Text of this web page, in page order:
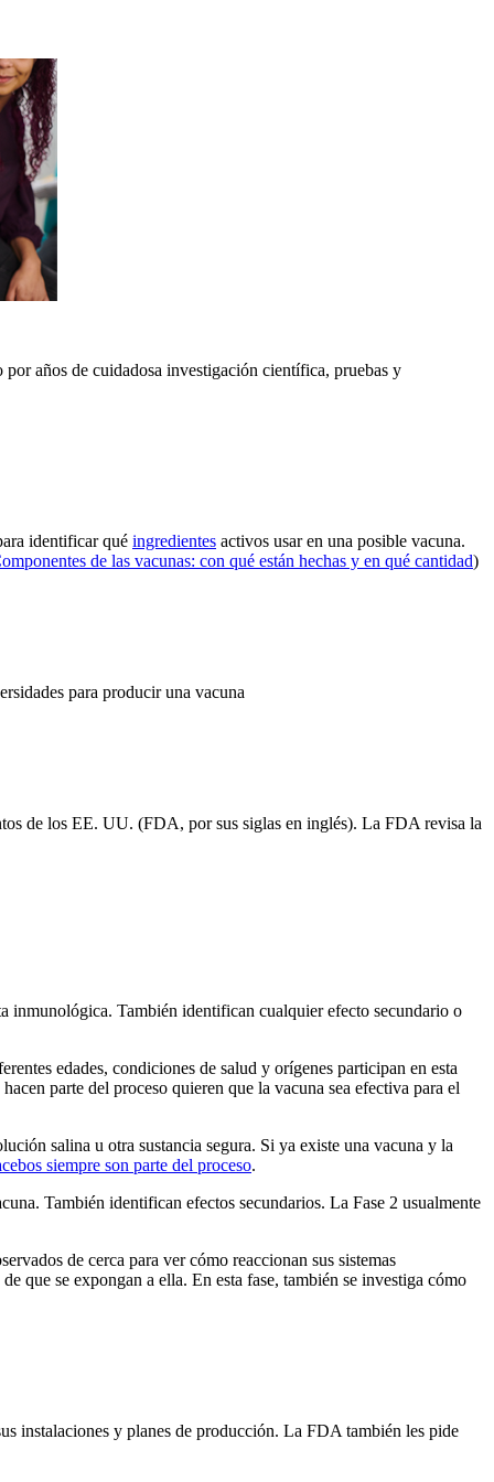
años de cuidadosa investigación científica, pruebas y
identificar qué ingredientes activos usar en una posible vacuna.
de las vacunas: con qué están hechas y en qué cantidad)
para producir una vacuna
de los EE. UU. (FDA, por sus siglas en inglés). La FDA revisa la
inmunológica. También identifican cualquier efecto secundario o
edades, condiciones de salud y orígenes participan en esta
parte del proceso quieren que la vacuna sea efectiva para el
salina u otra sustancia segura. Si ya existe una vacuna y la
siempre son parte del proceso.
También identifican efectos secundarios. La Fase 2 usualmente
de cerca para ver cómo reaccionan sus sistemas
que se expongan a ella. En esta fase, también se investiga cómo
instalaciones y planes de producción. La FDA también les pide